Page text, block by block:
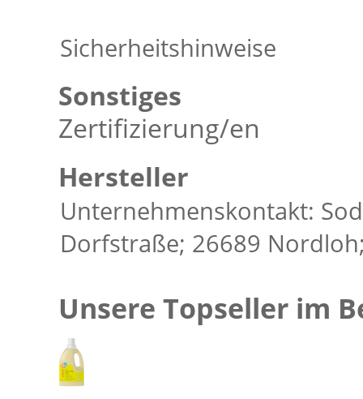
Sicherheitshinweise
Sonstiges
Zertifizierung/en
Hersteller
Unternehmenskontakt:
Dorfstraße; 26689
Unsere Topseller im